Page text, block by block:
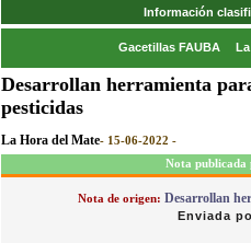
Información
Gacetillas FAUBA
Desarrollan herramienta
pesticidas
La Hora del Mate- 15-06-2022 -
Nota publicada
Nota de origen: Desarrollan
Enviada